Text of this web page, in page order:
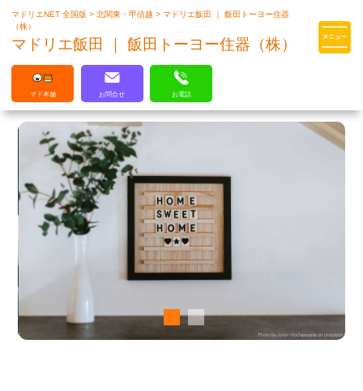
マドリエはLIXILの厳しい基準を
マドリエNET 全国版>北関東・甲信越>マドリエ飯田 ｜ 飯田トーヨー住器
（株）
マドリエ飯田 ｜ 飯田トーヨー住器（株）
マド本舗 お問合せ お電話